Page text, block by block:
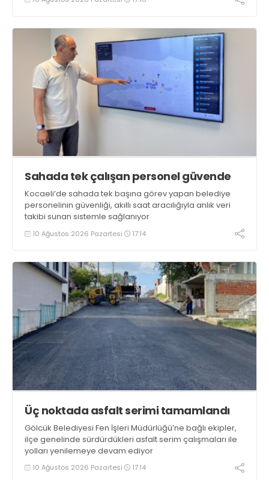
Sahada tek çalışan personel güvende
Kocaeli’de sahada tek başına görev yapan belediye
personelinin güvenliği, akıllı saat aracılığıyla anlık veri
takibi sunan sistemle sağlanıyor
10 Ağustos 2026 Pazartesi 17:14
Üç noktada asfalt serimi tamamlandı
Gölcük Belediyesi Fen İşleri Müdürlüğü’ne bağlı ekipler,
ilçe genelinde sürdürdükleri asfalt serim çalışmaları ile
yolları yenilemeye devam ediyor
10 Ağustos 2026 Pazartesi 17:14